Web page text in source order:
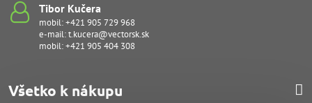
Tibor Kučera
mobil:+421 905 729 968
e-mail:t.kucera@vectorsk.sk
mobil:+421 905 404 308
Všetko k nákupu